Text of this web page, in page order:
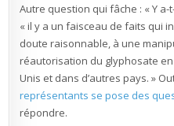
Autre question qui fâche : « Y
« il y a un faisceau de faits qui
doute raisonnable, à une
réautorisation du glyphosate
Unis et dans d’autres pays. »
représentants se pose des
répondre.